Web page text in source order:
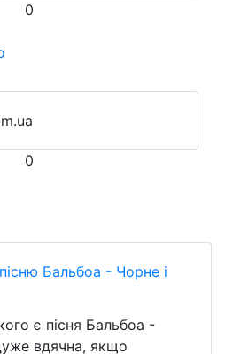
0
0
Бальбоа - Чорне і
є пісня Бальбоа -
вдячна, якщо